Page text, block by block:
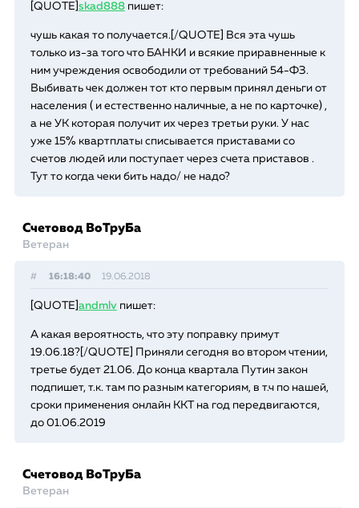
[QUOTE] skad888пишет:
чушь какая то получается.[/QUOTE] Вся эта чушь
только из-за того что БАНКИ и всякие приравненные к
ним учреждения освободили от требований 54-ФЗ.
Выбивать чек должен тот кто первым принял деньги от
населения ( и естественно наличные, а не по карточке) ,
а не УК которая получит их через третьи руки. У нас
уже 15% квартплаты списывается приставами со
счетов людей или поступает через счета приставов .
Тут то когда чеки бить надо/ не надо?
Счетовод ВоТруБа
Ветеран
# 16:18:40 19.06.2018
[QUOTE] andmlvпишет:
А какая вероятность, что эту поправку примут
19.06.18?[/QUOTE] Приняли сегодня во втором чтении,
третье будет 21.06. До конца квартала Путин закон
подпишет, т.к. там по разным категориям, в т.ч по нашей,
сроки применения онлайн ККТ на год передвигаются,
до 01.06.2019
Счетовод ВоТруБа
Ветеран